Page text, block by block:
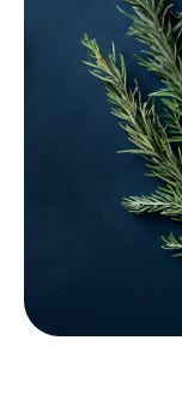
.